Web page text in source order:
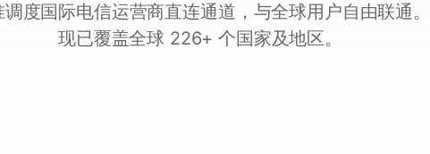
调度国际电信运营商直连通道，与全球用户自由联通。
现已覆盖全球 226+ 个国家及地区。